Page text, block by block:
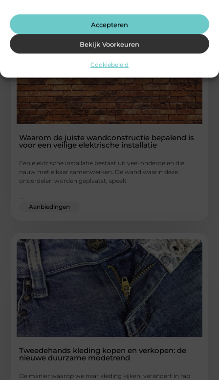
Accepteren
Bekijk Voorkeuren
Cookiebeleid
interesseren
Waarom de juiste wandconstructie bepalend is
voor een veilige elektrische installatie
Een elektrische installatie bestaat uit veel onderdelen die
nauw met elkaar samenwerken. De wand waarin deze
onderdelen worden geplaatst, speelt
Aanbiedingen
Tweedehands kleding kopen en verkopen: de
nieuwe duurzame modetrend
De manier waarop we naar kleding kijken, verandert in rap